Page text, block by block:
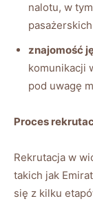
nalotu, w
znajomość
komunikacji
pod uwagę
Proces
Rekrutacja w
takich jak
się z kilku